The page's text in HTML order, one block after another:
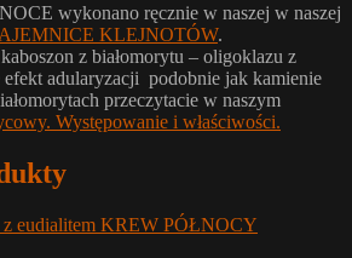
wykonano ręcznie w naszej w naszej
KLEJNOTÓW.
z białomorytu – oligoklazu z
adularyzacji podobnie jak kamienie
przeczytacie w naszym
Występowanie i właściwości.